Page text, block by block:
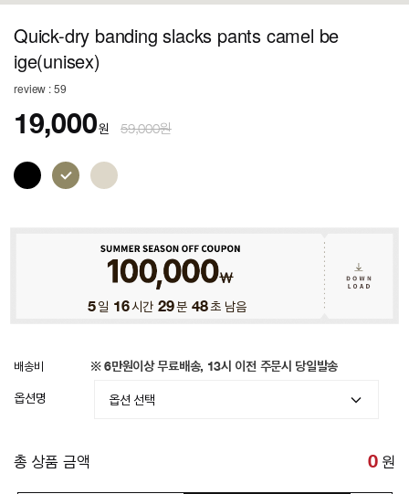
Quick-dry banding slacks pants camel be
ige(unisex)
review : 59
19,000원 59,000원
5일 16시간 29분 44초 남음
배송비 ※ 6만원이상 무료배송, 13시 이전 주문시 당일발송
옵션명
총 상품 금액 0 원